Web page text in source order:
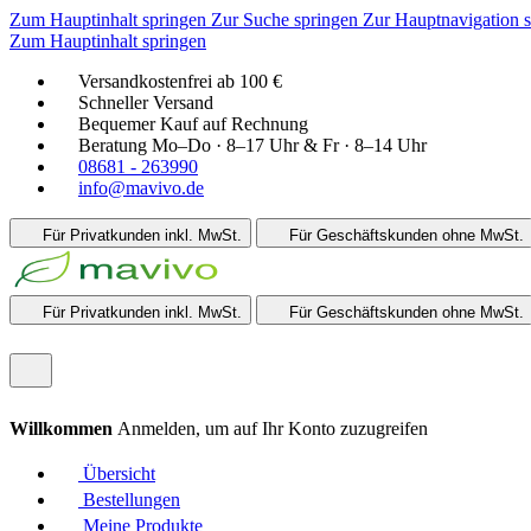
Zum Hauptinhalt springen Zur Suche springen Zur Hauptnavigation
Zum Hauptinhalt springen
Versandkostenfrei ab 100 €
Schneller Versand
Bequemer Kauf auf Rechnung
Beratung Mo–Do · 8–17 Uhr & Fr · 8–14 Uhr
08681 - 263990
info@mavivo.de
Für Privatkunden inkl. MwSt. Für Geschäftskunden ohne MwSt.
Für Privatkunden inkl. MwSt. Für Geschäftskunden ohne MwSt.
Willkommen Anmelden, um auf Ihr Konto zuzugreifen
Übersicht
Bestellungen
Meine Produkte